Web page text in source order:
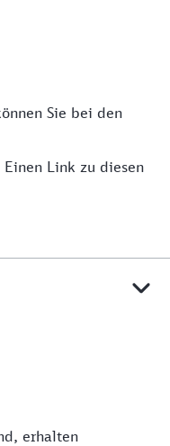
Sie bei den
Link zu diesen
erhalten